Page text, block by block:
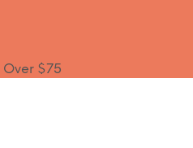
Over $75